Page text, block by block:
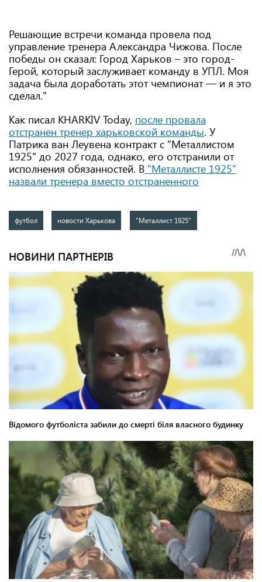
Решающие встречи команда провела под
управление тренера Александра Чижова. После
победы он сказал: Город Харьков – это город-
Герой, который заслуживает команду в УПЛ. Моя
задача была доработать этот чемпионат — и я это
сделал."
Как писал KHARKIV Today, после провала
отстранен тренер харьковской команды. У
Патрика ван Леувена контракт с "Металлистом
1925" до 2027 года, однако, его отстранили от
исполнения обязанностей. В "Металлисте 1925"
назвали тренера вместо отстраненного
футбол новости Харькова "Металлист 1925"